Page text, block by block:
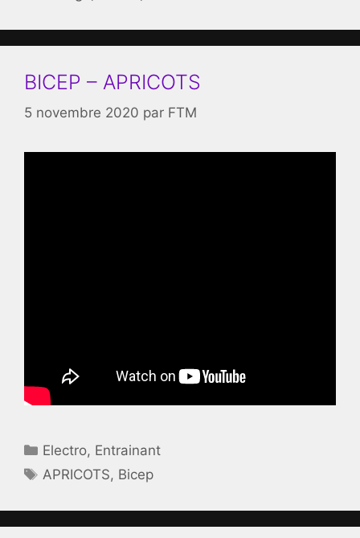
BICEP – APRICOTS
5 novembre 2020 par FTM
Catégories
Electro, Entrainant
Étiquettes
APRICOTS, Bicep